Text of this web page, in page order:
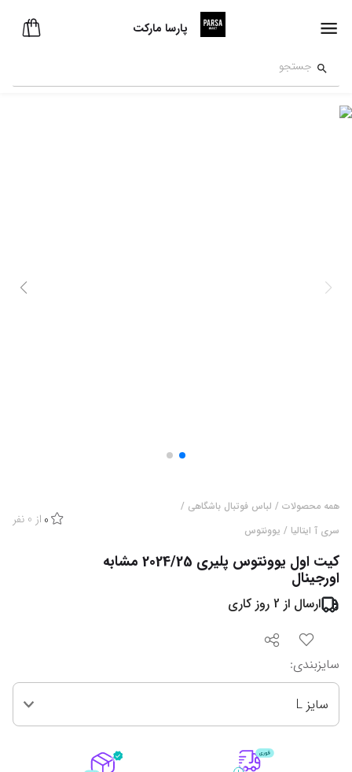
پارسا مارکت
همه محصولات / لباس فوتبال باشگاهی /
سری آ ایتالیا / یوونتوس
0 از 0 نفر
کیت اول یوونتوس پلیری 2024/25 مشابه
اورجینال
ارسال از 2 روز کاری
سایزبندی:
سایز L